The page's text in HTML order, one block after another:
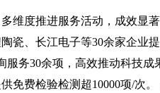
维度推进服务活动，成效显
瓷、长江电子等30余家企业
服务30余项，高效推动科技
免费检验检测超10000项/次